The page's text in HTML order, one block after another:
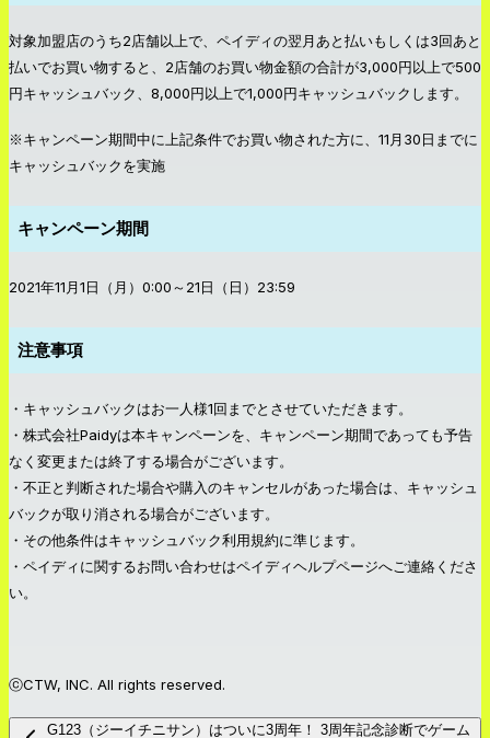
対象加盟店のうち2店舗以上で、ペイディの翌月あと払いもしくは3回あと
払いでお買い物すると、2店舗のお買い物金額の合計が3,000円以上で500
円キャッシュバック、8,000円以上で1,000円キャッシュバックします。
※キャンペーン期間中に上記条件でお買い物された方に、11月30日までに
キャッシュバックを実施
キャンペーン期間
2021年11月1日（月）0:00～21日（日）23:59
注意事項
・キャッシュバックはお一人様1回までとさせていただきます。
・株式会社Paidyは本キャンペーンを、キャンペーン期間であっても予告
なく変更または終了する場合がございます。
・不正と判断された場合や購入のキャンセルがあった場合は、キャッシュ
バックが取り消される場合がございます。
・その他条件はキャッシュバック利用規約に準じます。
・ペイディに関するお問い合わせはペイディヘルプページへご連絡くださ
い。
ⓒCTW, INC. All rights reserved.
G123（ジーイチニサン）はついに3周年！ 3周年記念診断でゲーム